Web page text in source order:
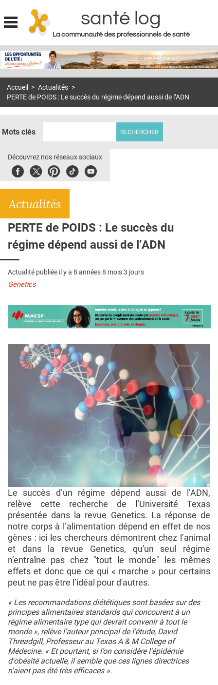
Jump to navigation
santé log
La communauté des professionnels de santé
MON COMPTE
S'ABONNER À LA REVUE SOIN À DOMICILE
DOSSIERS
E-REVUE SAD
L'APP
QUI SOMMES-NOUS ?
PUBLICITÉ
CONDITIONS GÉNÉRALES
CONTACT
Accueil > Actualités >
PERTE de POIDS : Le succès du régime dépend aussi de l’ADN
Mots clés
Découvrez nos réseaux sociaux
FacebookTwitterPinterest
TiktokYoubute
Actualités
PERTE de POIDS : Le succès du
régime dépend aussi de l’ADN
Actualité publiée il y a 8 années 8 mois 3 jours
Genetics
Le succès d’un régime dépend aussi de l’ADN,
relève cette recherche de l’Université Texas
présentée dans la revue Genetics. La réponse de
notre corps à l’alimentation dépend en effet de nos
gènes : ici les chercheurs démontrent chez l’animal
et dans la revue Genetics, qu'un seul régime
n’entraîne pas chez "tout le monde" les mêmes
effets et donc que ce qui « marche » pour certains
peut ne pas être l’idéal pour d'autres.
« Les recommandations diététiques sont basées sur des
principes alimentaires standards qui concourent à un
régime alimentaire type qui devrait convenir à tout le
monde », relève l’auteur principal de l'étude, David
Threadgill, Professeur au Texas A & M College of
Médecine. « Et pourtant, si l’on considère l'épidémie
d'obésité actuelle, il semble que ces lignes directrices
n'aient pas été très efficaces ».